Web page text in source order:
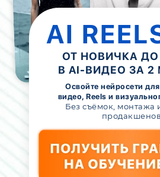
ОТ НОВИЧКА
В AI-ВИДЕО ЗА
AI
Освойте нейросети
видео, Reels и
Без съёмок, монтажа
продакшенов.